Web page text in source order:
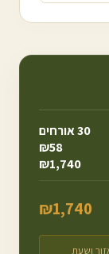
30אורחים
₪58
₪1,740
₪1,740
ושעת